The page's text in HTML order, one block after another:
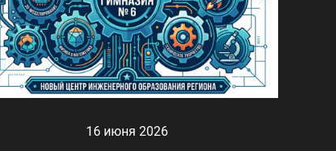
16 июня 2026